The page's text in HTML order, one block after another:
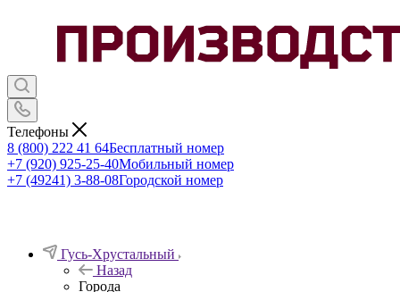
Телефоны
8 (800) 222 41 64Бесплатный номер
+7 (920) 925-25-40Мобильный номер
+7 (49241) 3-88-08Городской номер
Гусь-Хрустальный
Назад
Города